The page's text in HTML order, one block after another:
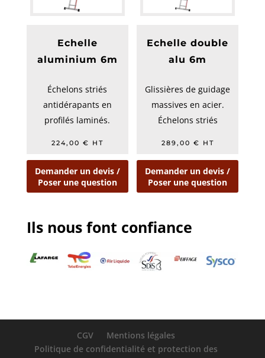
Echelle
aluminium 6m
Échelons striés
antidérapants en
profilés laminés.
224,00 € HT
Demander un devis /
Poser une question
Echelle double
alu 6m
Glissières de guidage
massives en acier.
Échelons striés
289,00 € HT
Demander un devis /
Poser une question
Ils nous font confiance
CGV
Mentions légales
Politique de confidentialité et protection des